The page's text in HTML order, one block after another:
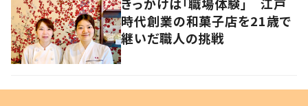
時代創業の和菓子店を21歳で
継いだ職人の挑戦